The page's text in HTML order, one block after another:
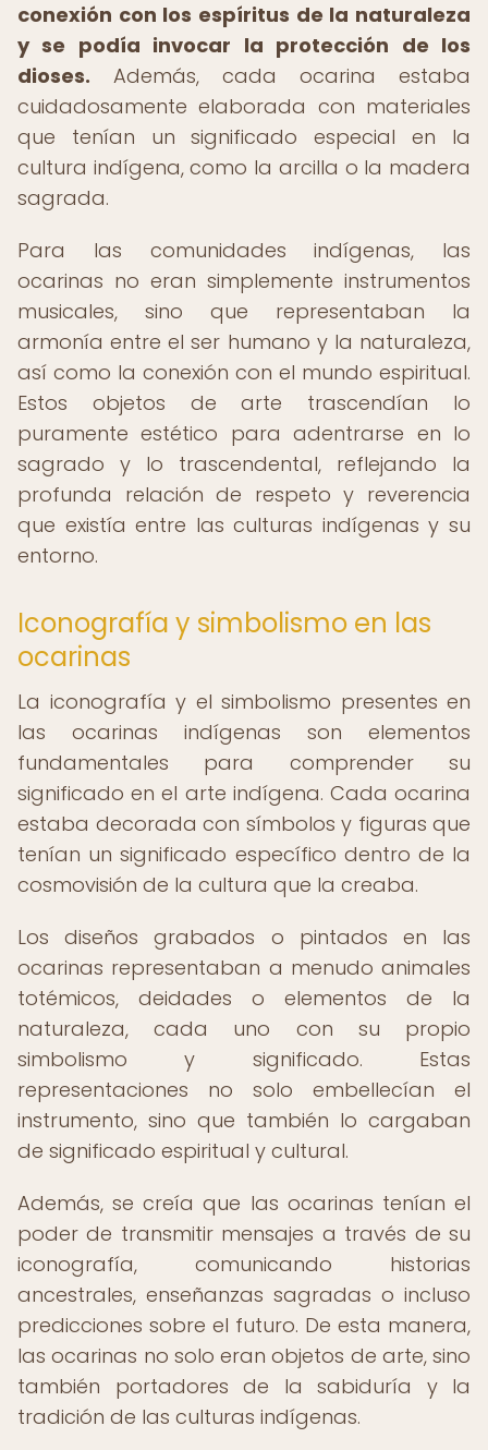
conexión con los espíritus de la naturaleza
y se podía invocar la protección de los
dioses. Además, cada ocarina estaba
cuidadosamente elaborada con materiales
que tenían un significado especial en la
cultura indígena, como la arcilla o la madera
sagrada.
Para las comunidades indígenas, las
ocarinas no eran simplemente instrumentos
musicales, sino que representaban la
armonía entre el ser humano y la naturaleza,
así como la conexión con el mundo espiritual.
Estos objetos de arte trascendían lo
puramente estético para adentrarse en lo
sagrado y lo trascendental, reflejando la
profunda relación de respeto y reverencia
que existía entre las culturas indígenas y su
entorno.
Iconografía y simbolismo en las
ocarinas
La iconografía y el simbolismo presentes en
las ocarinas indígenas son elementos
fundamentales para comprender su
significado en el arte indígena. Cada ocarina
estaba decorada con símbolos y figuras que
tenían un significado específico dentro de la
cosmovisión de la cultura que la creaba.
Los diseños grabados o pintados en las
ocarinas representaban a menudo animales
totémicos, deidades o elementos de la
naturaleza, cada uno con su propio
simbolismo y significado. Estas
representaciones no solo embellecían el
instrumento, sino que también lo cargaban
de significado espiritual y cultural.
Además, se creía que las ocarinas tenían el
poder de transmitir mensajes a través de su
iconografía, comunicando historias
ancestrales, enseñanzas sagradas o incluso
predicciones sobre el futuro. De esta manera,
las ocarinas no solo eran objetos de arte, sino
también portadores de la sabiduría y la
tradición de las culturas indígenas.